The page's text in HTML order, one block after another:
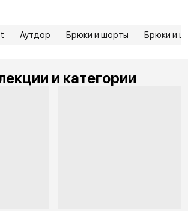
Аутдор Брюки и шорты Брюки и
и категории